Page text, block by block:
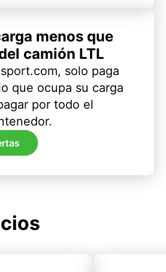
menos que
camión LTL
solo paga
que ocupa su carga
por todo el